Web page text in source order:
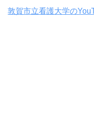
敦賀市立看護大学の